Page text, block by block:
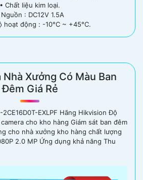
• Chất liệu kim loại.
Nguồn : DC12V 1.5A
hoạt động : -10°C ~ +45°C.
Nhà Xưởng Có Màu Ban
Đêm Giá Rẻ
EXLPF Hãng Hikvision Độ
cho kho hàng Giám sát ban đêm
cho nhà xưởng kho hàng chất lượng
2.0 MP Ứng dụng khả năng Thu